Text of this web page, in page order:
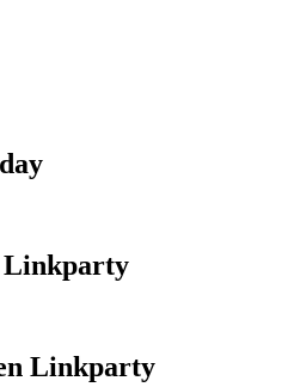
Linkparty
Linkparty